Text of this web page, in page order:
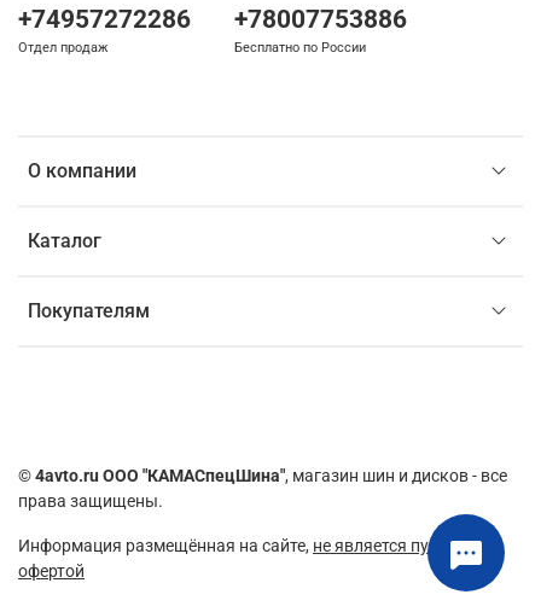
О компании
Каталог
Покупателям
+74957272286
Отдел продаж
+78007753886
Бесплатно по России
©4avto.ru ООО "КАМАСпецШина", магазин шин и дисков - все
права защищены.
Информация размещённая на сайте, не является публичной
офертой